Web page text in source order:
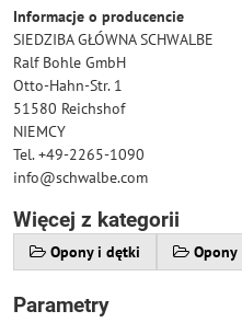
Informacje o producencie
SIEDZIBA GŁÓWNA SCHWALBE
Ralf Bohle GmbH
Otto-Hahn-Str. 1
51580 Reichshof
NIEMCY
Tel. +49-2265-1090
info@schwalbe.com
Więcej z kategorii
Opony i dętki Opony
Parametry